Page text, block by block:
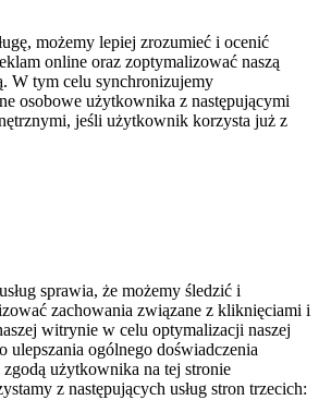
możemy lepiej zrozumieć i ocenić
online oraz zoptymalizować naszą
W tym celu synchronizujemy
osobowe użytkownika z następującymi
jeśli użytkownik korzysta już z
sprawia, że możemy śledzić i
zachowania związane z kliknięciami i
witrynie w celu optymalizacji naszej
ulepszania ogólnego doświadczenia
użytkownika na tej stronie
z następujących usług stron trzecich: